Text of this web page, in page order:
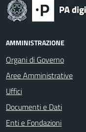
AMMINISTRAZIONE
Organi di Governo
Aree Amministrative
Uffici
Documenti e Dati
Enti e Fondazioni